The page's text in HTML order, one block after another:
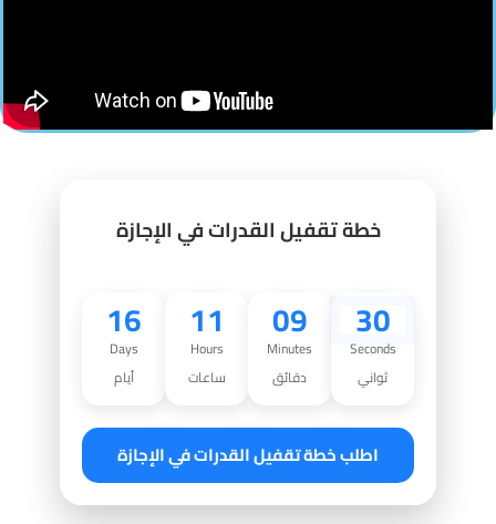
خطة تقفيل القدرات في الإجازة
16
Days
أيام
11
Hours
ساعات
09
Minutes
دقائق
29
Seconds
ثواني
اطلب خطة تقفيل القدرات في الإجازة